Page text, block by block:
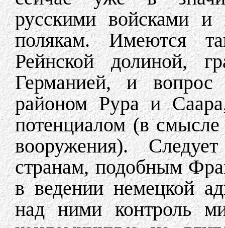
русскими войсками и
полякам. Имеются
Рейнской долиной,
Германией, и
районом Рура и
потенциалом (в смысле
вооружения).
странам, подобным
в ведении немецкой
над ними контроль